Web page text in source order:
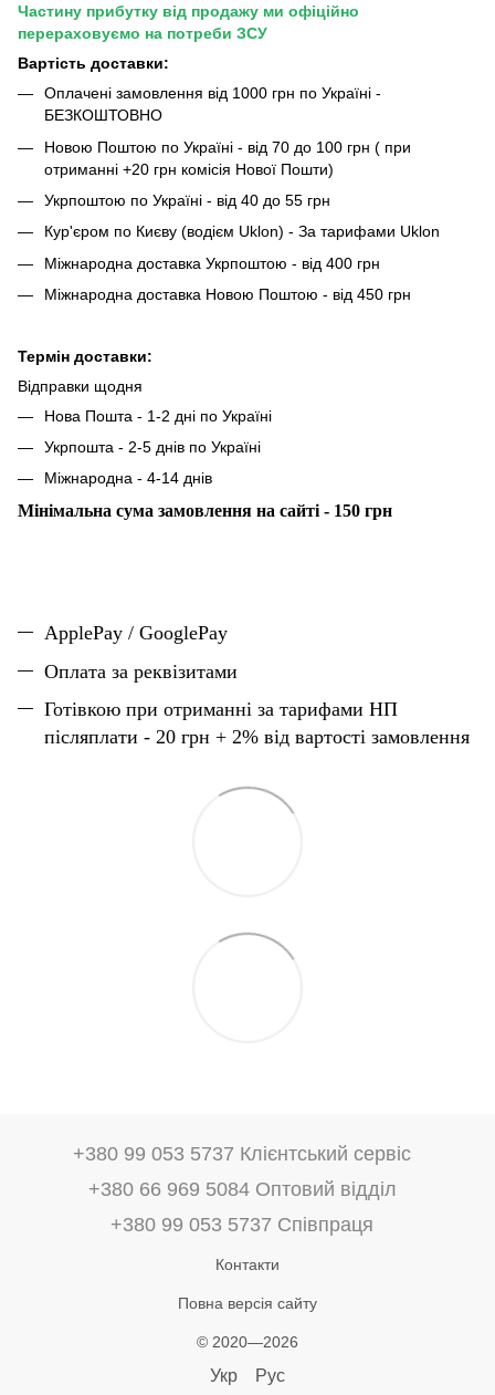
Частину прибутку від продажу ми офіційно
перераховуємо на потреби ЗСУ
Вартість доставки:
Оплачені замовлення від 1000 грн по Україні -
БЕЗКОШТОВНО
Новою Поштою по Україні - від 70 до 100 грн ( при
отриманні +20 грн комісія Нової Пошти)
Укрпоштою по Україні - від 40 до 55 грн
Кур'єром по Києву (водієм Uklon) - За тарифами Uklon
Міжнародна доставка Укрпоштою - від 400 грн
Міжнародна доставка Новою Поштою - від 450 грн
Термін доставки:
Відправки щодня
Нова Пошта - 1-2 дні по Україні
Укрпошта - 2-5 днів по Україні
Міжнародна - 4-14 днів
Мінімальна сума замовлення на сайті - 150 грн
ApplePay / GooglePay
Оплата за реквізитами
Готівкою при отриманні за тарифами НП
післяплати - 20 грн + 2% від вартості замовлення
+380 99 053 5737 Клієнтський сервіс
+380 66 969 5084 Оптовий відділ
+380 99 053 5737 Співпраця
Контакти
Повна версія сайту
© 2020—2026
Укр Рус